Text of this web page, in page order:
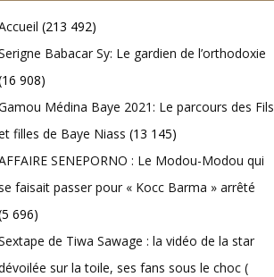
(213 492)
Babacar Sy: Le gardien de l’orthodoxie
908)
Médina Baye 2021: Le parcours des Fils
filles de Baye Niass (13 145)
SENEPORNO : Le Modou-Modou qui
faisait passer pour « Kocc Barma » arrêté
696)
de Tiwa Sawage : la vidéo de la star
sur la toile, ses fans sous le choc (